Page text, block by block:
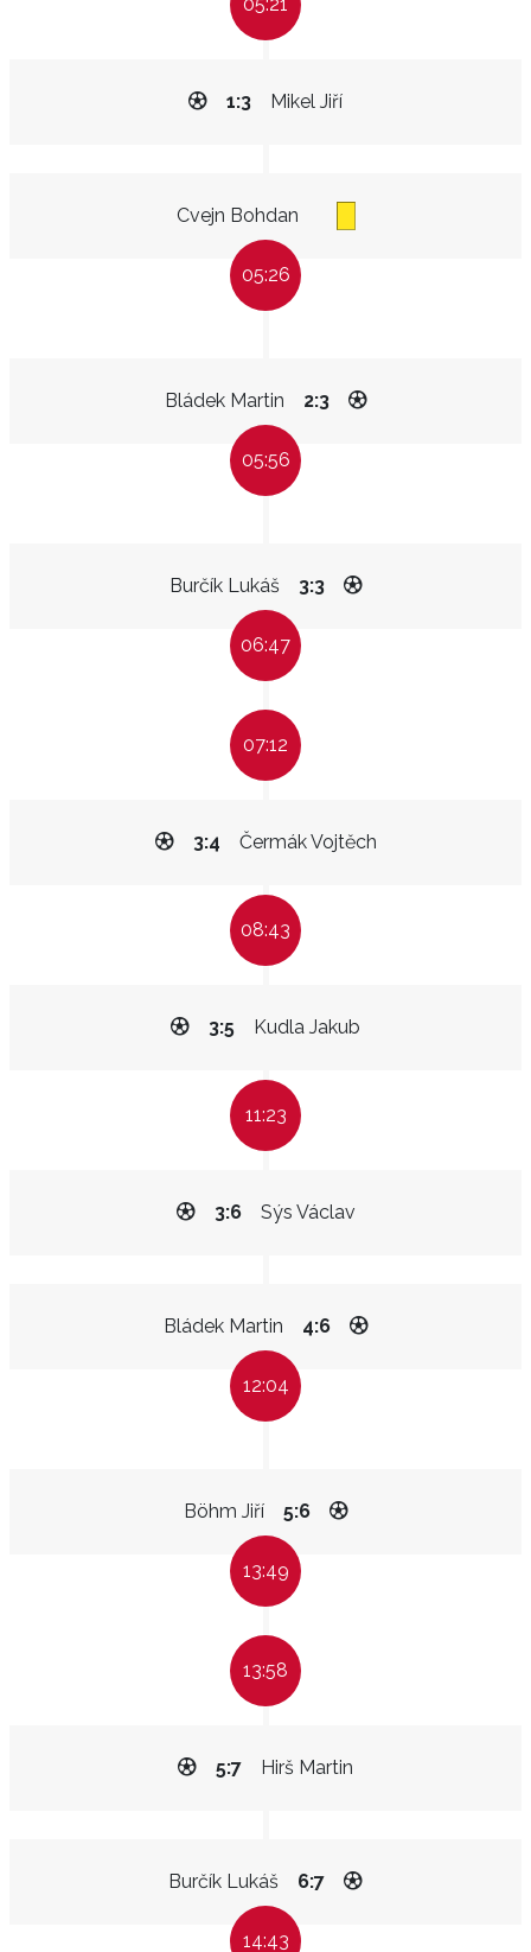
Mikel Jiří
1:3
Cvejn Bohdan
05:26
Bládek Martin 2:3
05:56
Burčík Lukáš 3:3
06:47
07:12
Čermák Vojtěch
3:4
08:43
Kudla Jakub
3:5
11:23
Sýs Václav
3:6
Bládek Martin 4:6
12:04
Böhm Jiří 5:6
13:49
13:58
Hirš Martin
5:7
Burčík Lukáš 6:7
14:43